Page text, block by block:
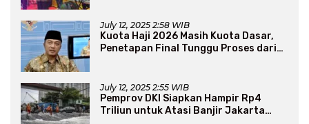
July 12, 2025 2:58 WIB
Kuota Haji 2026 Masih Kuota Dasar,
Penetapan Final Tunggu Proses dari
July 12, 2025 2:55 WIB
Pemprov DKI Siapkan Hampir Rp4
Triliun untuk Atasi Banjir Jakarta